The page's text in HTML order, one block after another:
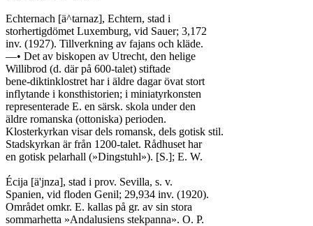
Echternach [ä^tarnaz], Echtern, stad i
storhertigdömet Luxemburg, vid Sauer; 3,172
inv. (1927). Tillverkning av fajans och kläde.
—• Det av biskopen av Utrecht, den helige
Willibrod (d. där på 600-talet) stiftade
bene-diktinklostret har i äldre dagar övat stort
inflytande i konsthistorien; i miniatyrkonsten
representerade E. en särsk. skola under den
äldre romanska (ottoniska) perioden.
Klosterkyrkan visar dels romansk, dels gotisk stil.
Stadskyrkan är från 1200-talet. Rådhuset har
en gotisk pelarhall (»Dingstuhl»). [S.]; E. W.
Écija [ä'jnza], stad i prov. Sevilla, s. v.
Spanien, vid floden Genil; 29,934 inv. (1920).
Området omkr. E. kallas på gr. av sin stora
sommarhetta »Andalusiens stekpanna». O. P.